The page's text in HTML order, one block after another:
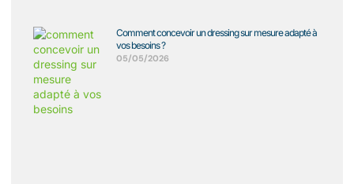
Comment concevoir un dressing sur mesure adapté à
vos besoins ?
05/05/2026